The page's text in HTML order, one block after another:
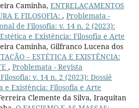
Caminha, ENTRELAÇAMENTOS
E FILOSOFIA: , Problemata -
de Filosofia: v. 14 n. 2 (2023):
e Existência: Filosofia e Arte
Caminha, Gilfranco Lucena dos
– ESTÉTICA E EXISTÊNCIA:
, Problemata - Revista
v. 14 n. 2 (2023): Dossiê
e Existência: Filosofia e Arte
Clemente da Silva, Iraquitan